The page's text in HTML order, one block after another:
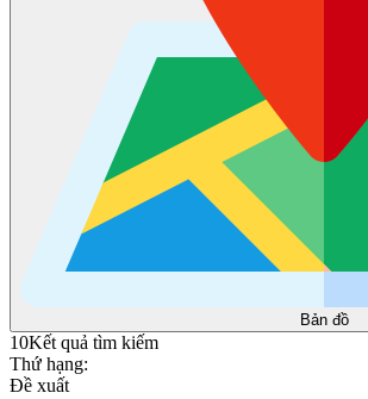
Bản đồ
10Kết quả tìm kiếm
Thứ hạng:
Đề xuất